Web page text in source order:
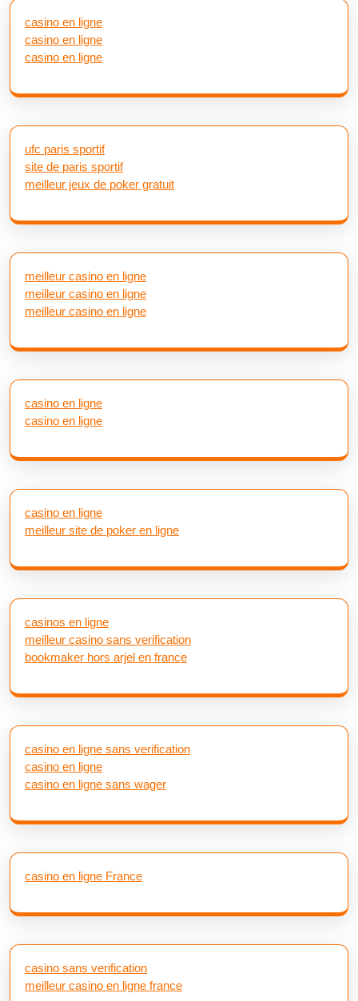
casino en ligne
casino en ligne
casino en ligne
ufc paris sportif
site de paris sportif
meilleur jeux de poker gratuit
meilleur casino en ligne
meilleur casino en ligne
meilleur casino en ligne
casino en ligne
casino en ligne
casino en ligne
meilleur site de poker en ligne
casinos en ligne
meilleur casino sans verification
bookmaker hors arjel en france
casino en ligne sans verification
casino en ligne
casino en ligne sans wager
casino en ligne France
casino sans verification
meilleur casino en ligne france